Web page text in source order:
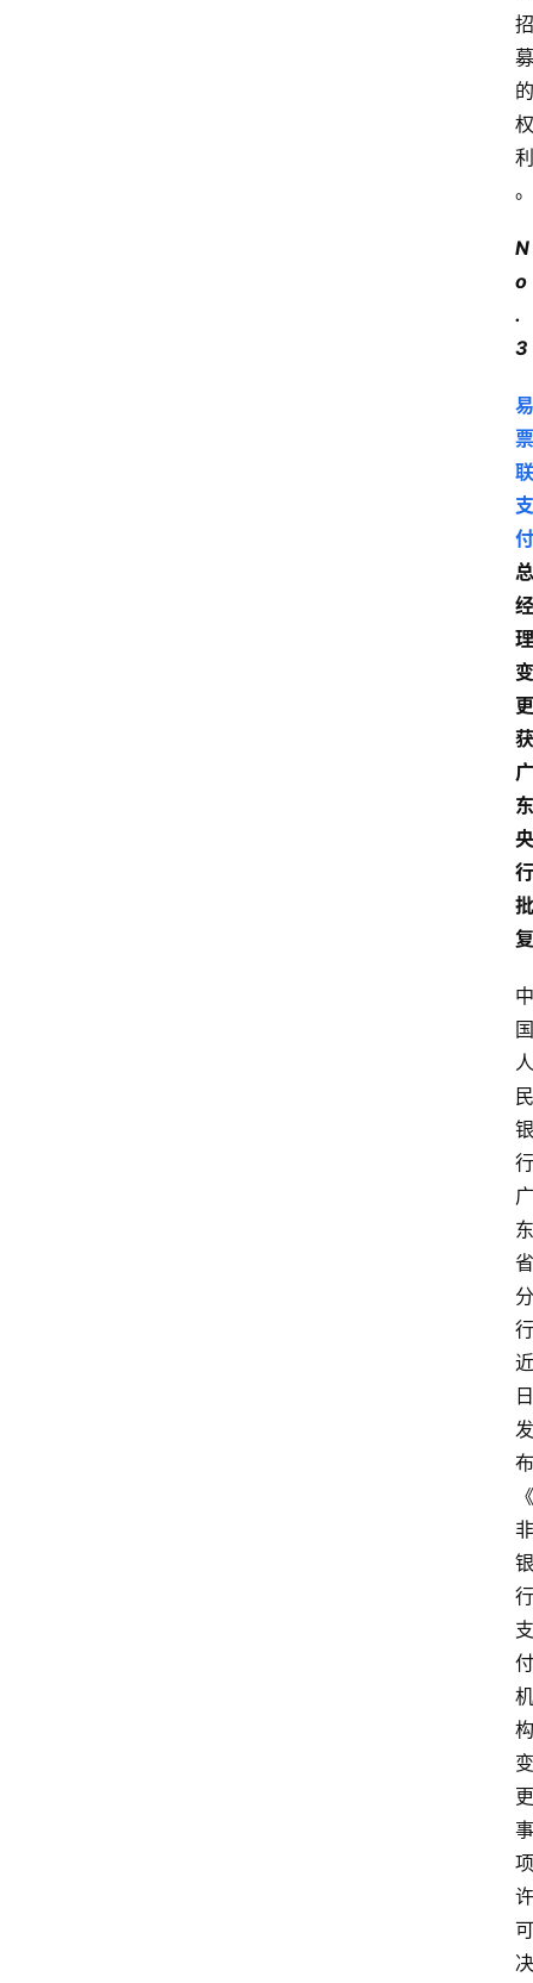
招
募
的
权
利
。
N
o
.
3
易
票
联
支
付
总
经
理
变
更
获
广
东
央
行
批
复
中
国
人
民
银
行
广
东
省
分
行
近
日
发
布
《
非
银
行
支
付
机
构
变
更
事
项
许
可
决